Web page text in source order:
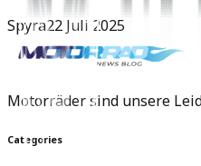
Spyra22 Juli 2025
Motorräder sind unsere
Categories